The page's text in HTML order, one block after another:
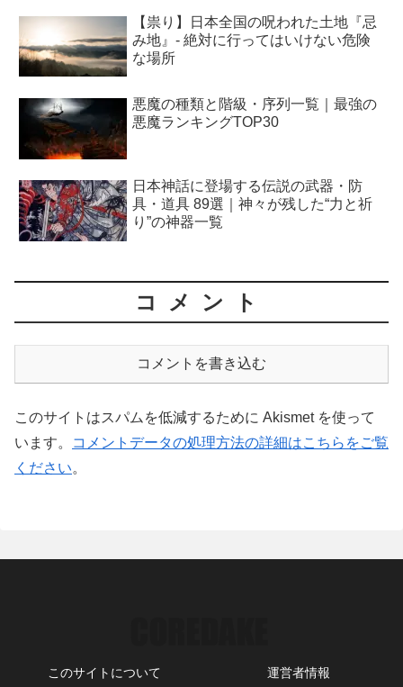
【祟り】日本全国の呪われた土地『忌
み地』- 絶対に行ってはいけない危険
な場所
悪魔の種類と階級・序列一覧｜最強の
悪魔ランキングTOP30
日本神話に登場する伝説の武器・防
具・道具 89選｜神々が残した“力と祈
り”の神器一覧
コメント
コメントを書き込む
このサイトはスパムを低減するために Akismet を使って
います。
コメントデータの処理方法の詳細はこちらをご覧
ください。
このサイトについて 運営者情報